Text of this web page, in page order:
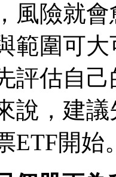
風險就
範圍可
評估自
說，建
ETF開始